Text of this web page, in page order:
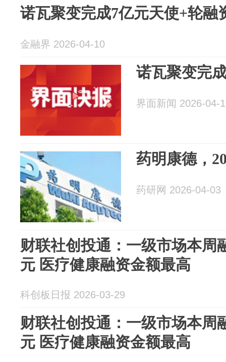
诺瓦聚变完成7亿元天使+轮融
金融界 2026-04-10
诺瓦聚变完
界面新闻 2026-04-
药明康德，
药研网 2026-04-03
财联社创投通：一级市场本周
元 医疗健康融资金额最高
科创板日报 2026-03-29
财联社创投通：一级市场本周
元 医疗健康融资金额最高